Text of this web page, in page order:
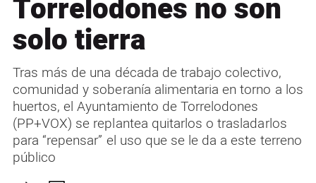
Torrelodones no son
solo tierra
Tras más de una década de trabajo colectivo,
comunidad y soberanía alimentaria en torno a los
huertos, el Ayuntamiento de Torrelodones
(PP+VOX) se replantea quitarlos o trasladarlos
para “repensar” el uso que se le da a este terreno
público